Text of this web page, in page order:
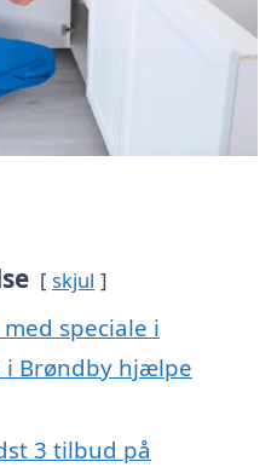
skjul
speciale i
i Brøndby hjælpe
3 tilbud på